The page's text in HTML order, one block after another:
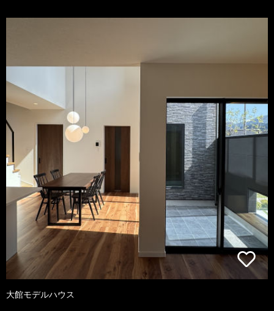
大館モデルハウス